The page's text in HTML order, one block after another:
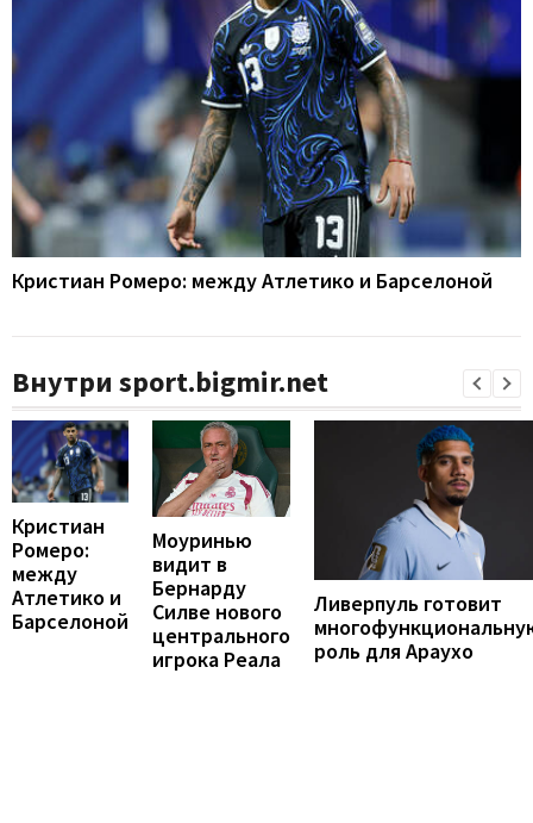
Кристиан Ромеро: между Атлетико и Барселоной
Внутри sport.bigmir.net
Кристиан
Ромеро:
между
Атлетико и
Барселоной
Моуринью
видит в
Бернарду
Силве нового
центрального
игрока Реала
Ливерпуль готовит
роль для Араухо